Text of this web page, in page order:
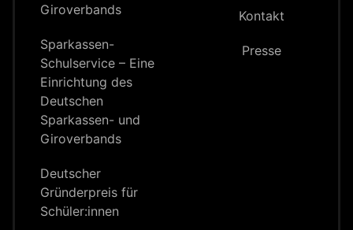
Giroverbands
Sparkassen-
Schulservice – Eine
Einrichtung des
Deutschen
Sparkassen- und
Giroverbands
Deutscher
Gründerpreis für
Schüler:innen
Kontakt
Presse